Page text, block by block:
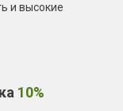
и высокие
10%